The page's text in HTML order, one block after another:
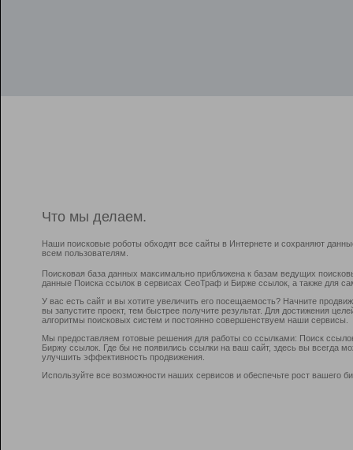
Что мы делаем.
Наши поисковые роботы обходят все сайты в Интернете и сохраняют
всем пользователям.
Поисковая база данных максимально приближена к базам ведущих
данные Поиска ссылок в сервисах СеоТраф и Бирже ссылок, а также для
У вас есть сайт и вы хотите увеличить его посещаемость? Начните
вы запустите проект, тем быстрее получите результат. Для достижения
алгоритмы поисковых систем и постоянно совершенствуем наши сервисы.
Мы предоставляем готовые решения для работы со ссылками: Поиск
Биржу ссылок. Где бы не появились ссылки на ваш сайт, здесь вы всегда
улучшить эффективность продвижения.
Используйте все возможности наших сервисов и обеспечьте рост вашего